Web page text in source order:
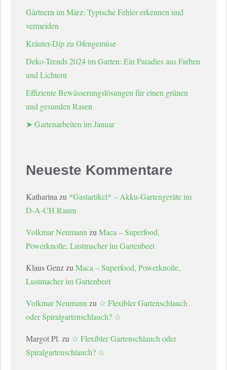
Gärtnern im März: Typische Fehler erkennen und
vermeiden
Kräuter-Dip zu Ofengemüse
Deko-Trends 2024 im Garten: Ein Paradies aus Farben
und Lichtern
Effiziente Bewässerungslösungen für einen grünen
und gesunden Rasen
➤ Gartenarbeiten im Januar
Neueste Kommentare
Katharina zu *Gastartikel* – Akku-Gartengeräte im
D-A-CH Raum
Volkmar Neumann zu Maca – Superfood,
Powerknolle, Lustmacher im Gartenbeet
Klaus Genz zu Maca – Superfood, Powerknolle,
Lustmacher im Gartenbeet
Volkmar Neumann zu ☆ Flexibler Gartenschlauch
oder Spiralgartenschlauch? ☆
Margot Pl. zu ☆ Flexibler Gartenschlauch oder
Spiralgartenschlauch? ☆